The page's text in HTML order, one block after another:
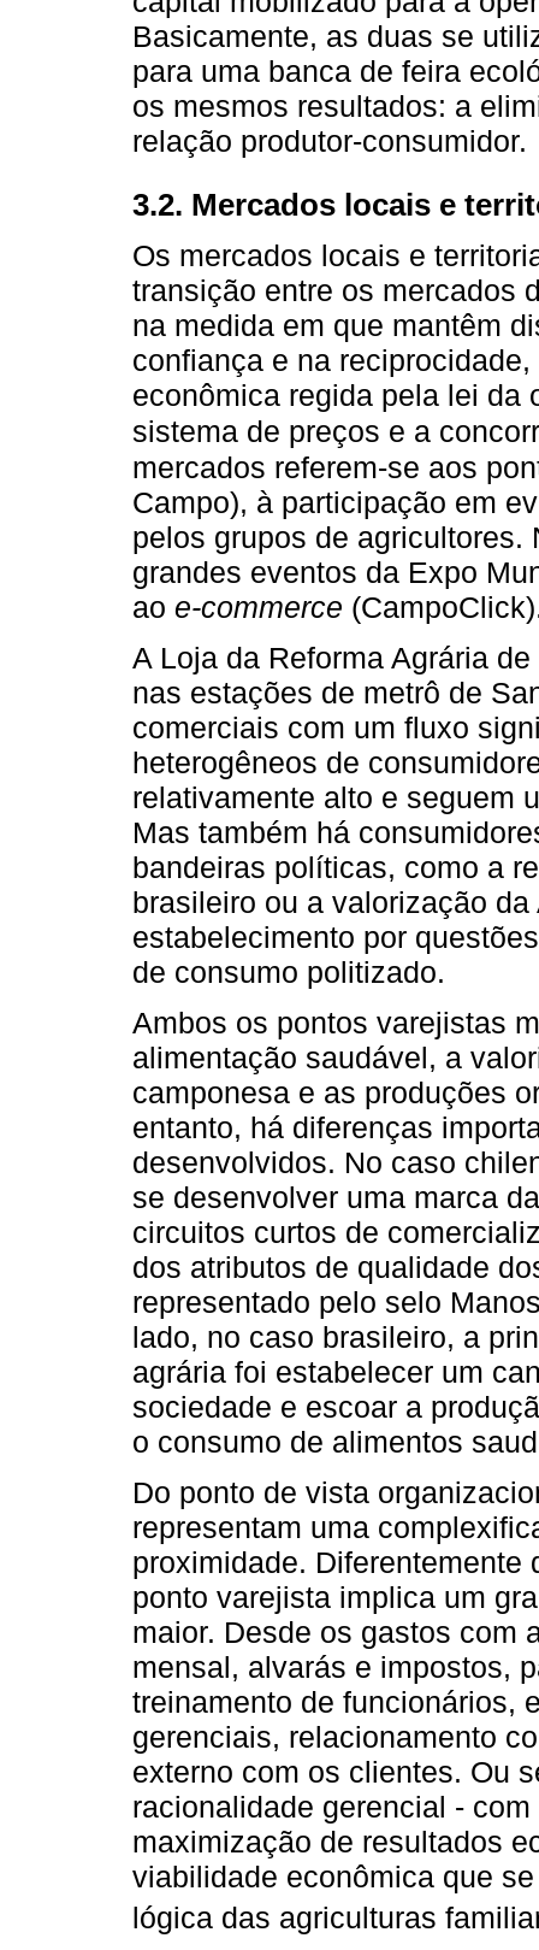
Basicamente, as duas se
para uma banca de feira
os mesmos resultados: a
relação produtor-consumidor.
3.2. Mercados locais e
Os mercados locais e
transição entre os mercados
na medida em que mantêm
confiança e na
econômica regida pela lei da
sistema de preços e a
mercados referem-se aos
Campo), à participação em
pelos grupos de
grandes eventos da Expo
ao e-commerce
A Loja da Reforma Agrária
nas estações de metrô de
comerciais com um fluxo
heterogêneos de
relativamente alto e seguem
Mas também há
bandeiras políticas, como a
brasileiro ou a valorização
estabelecimento por
de consumo politizado.
Ambos os pontos varejistas
alimentação saudável, a
camponesa e as produções
entanto, há diferenças
desenvolvidos. No caso
se desenvolver uma marca
circuitos curtos de
dos atributos de qualidade
representado pelo selo
lado, no caso brasileiro, a
agrária foi estabelecer um
sociedade e escoar a
o consumo de alimentos
Do ponto de vista
representam uma
proximidade. Diferentemente
ponto varejista implica um
maior. Desde os gastos com
mensal, alvarás e impostos,
treinamento de funcionários,
gerenciais, relacionamento
externo com os clientes. Ou
racionalidade gerencial -
maximização de resultados
viabilidade econômica que
lógica das agriculturas